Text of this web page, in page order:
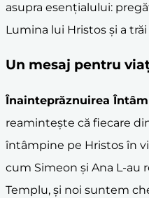
asupra esențialului:
Lumina lui Hristos și a
Un mesaj pentru
Înainteprăznuirea
reamintește că fiecare
întâmpine pe Hristos în
cum Simeon și Ana L-
Templu, și noi suntem